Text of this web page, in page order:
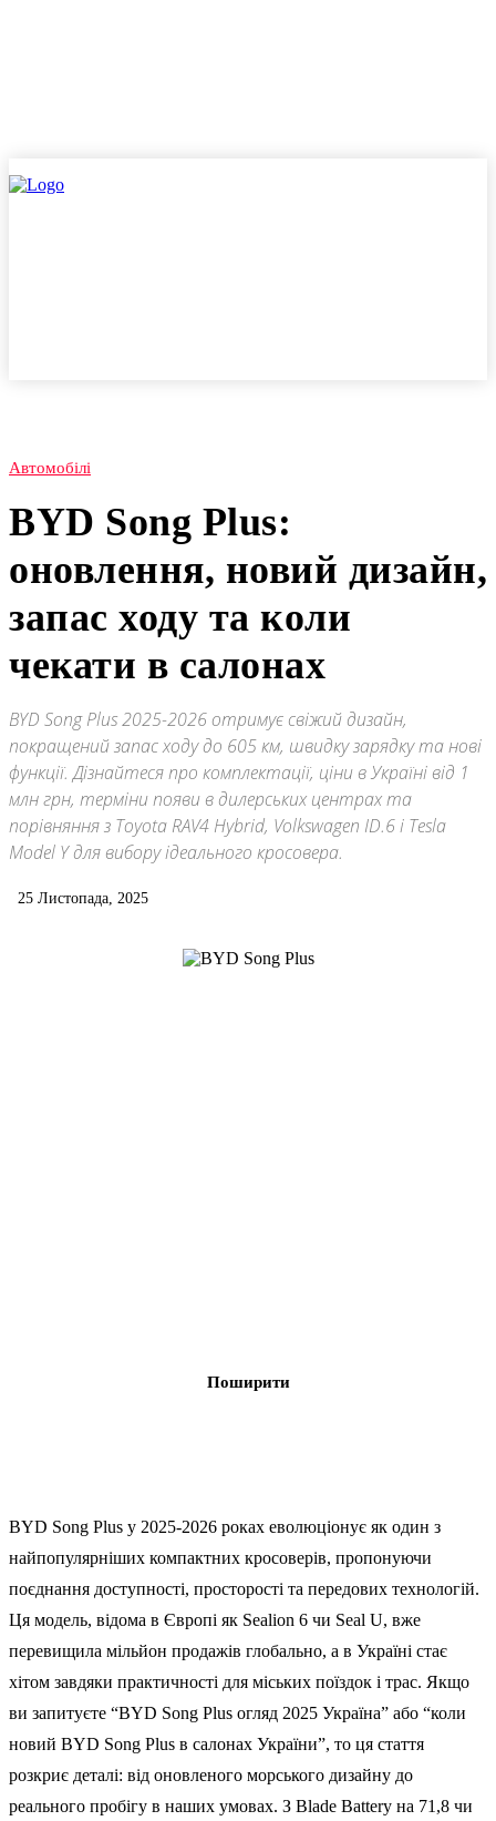
Автомобілі
BYD Song Plus:
оновлення, новий дизайн,
запас ходу та коли
чекати в салонах
BYD Song Plus 2025-2026 отримує свіжий дизайн,
покращений запас ходу до 605 км, швидку зарядку та нові
функції. Дізнайтеся про комплектації, ціни в Україні від 1
млн грн, терміни появи в дилерських центрах та
порівняння з Toyota RAV4 Hybrid, Volkswagen ID.6 і Tesla
Model Y для вибору ідеального кросовера.
25 Листопада, 2025
Поширити
BYD Song Plus у 2025-2026 роках еволюціонує як один з
найпопулярніших компактних кросоверів, пропонуючи
поєднання доступності, просторості та передових технологій.
Ця модель, відома в Європі як Sealion 6 чи Seal U, вже
перевищила мільйон продажів глобально, а в Україні стає
хітом завдяки практичності для міських поїздок і трас. Якщо
ви запитуєте “BYD Song Plus огляд 2025 Україна” або “коли
новий BYD Song Plus в салонах України”, то ця стаття
розкриє деталі: від оновленого морського дизайну до
реального пробігу в наших умовах. З Blade Battery на 71,8 чи